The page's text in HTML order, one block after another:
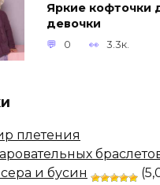
Яркие кофточки
девочки
0 3.3к.
плетения
и бусин